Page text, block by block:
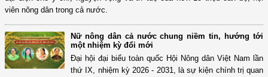
viên nông dân trong cả nước.
Nữ nông dân cả nước chung niềm tin, hướng tới
một nhiệm kỳ đổi mới
Đại hội đại biểu toàn quốc Hội Nông dân Việt Nam lần
thứ IX, nhiệm kỳ 2026 - 2031, là sự kiện chính trị quan